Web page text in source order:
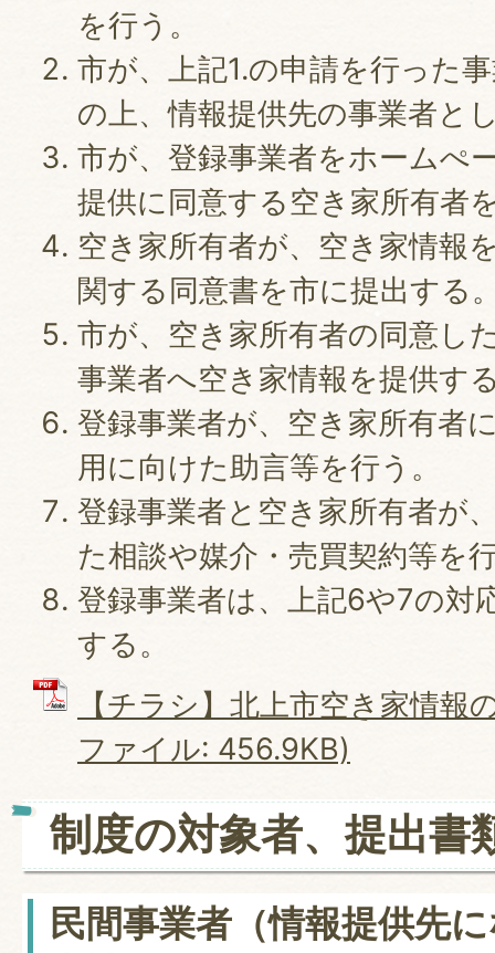
を行う。
市が、上記1.の申請を行った
の上、情報提供先の事業者と
市が、登録事業者をホームぺ
提供に同意する空き家所有者
空き家所有者が、空き家情報
関する同意書を市に提出する
市が、空き家所有者の同意し
事業者へ空き家情報を提供す
登録事業者が、空き家所有者
用に向けた助言等を行う。
登録事業者と空き家所有者が
た相談や媒介・売買契約等を
登録事業者は、上記6や7の対
する。
【チラシ】北上市空き家情報
ファイル: 456.9KB)
制度の対象者、提出書
民間事業者（情報提供先